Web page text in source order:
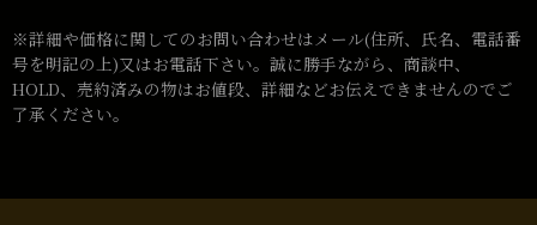
※詳細や価格に関してのお問い合わせはメール(住所、氏名、電話番
号を明記の上)又はお電話下さい。誠に勝手ながら、商談中、
HOLD、売約済みの物はお値段、詳細などお伝えできませんのでご
了承ください。